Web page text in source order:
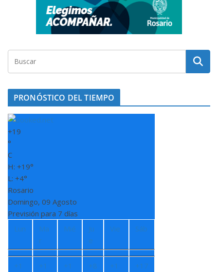
PRONÓSTICO DEL TIEMPO
+19
°
C
H: +19°
L: +4°
Rosario
Domingo, 09 Agosto
Previsión para 7 días
Lun
Ma
r
Mié
Ju
e
Vie Sáb
+1
+1
+1
+8
+1
+17